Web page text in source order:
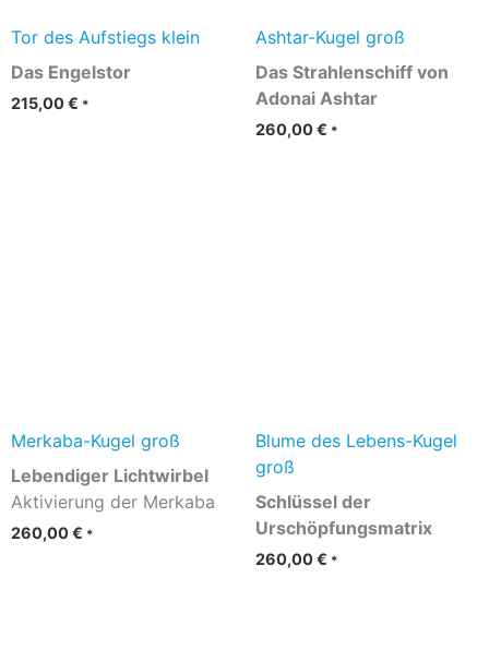
Tor des Aufstiegs klein
Das Engelstor
215,00€ *
Ashtar-Kugel groß
Das Strahlenschiff von
Adonai Ashtar
260,00€ *
Merkaba-Kugel groß
Lebendiger Lichtwirbel
Aktivierung der Merkaba
260,00€ *
Blume des Lebens-Kugel
groß
Schlüssel der
Urschöpfungsmatrix
260,00€ *